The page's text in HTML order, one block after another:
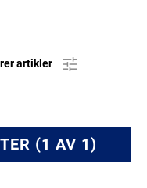
artikler
(1 AV 1)